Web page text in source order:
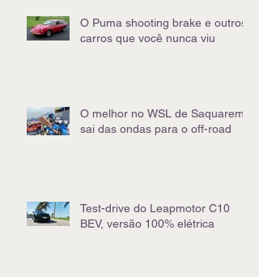
O Puma shooting brake e outros
carros que você nunca viu
O melhor no WSL de Saquarema
sai das ondas para o off-road
Test-drive do Leapmotor C10
BEV, versão 100% elétrica